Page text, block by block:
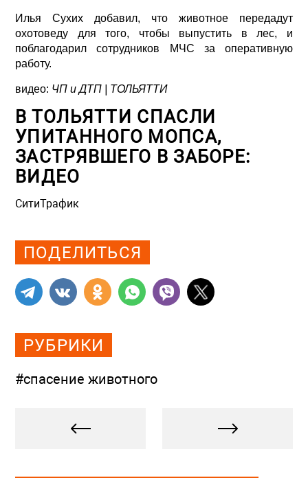
Илья Сухих добавил, что животное передадут
охотоведу для того, чтобы выпустить в лес, и
поблагодарил сотрудников МЧС за оперативную
работу.
видео: ЧП и ДТП | ТОЛЬЯТТИ
В ТОЛЬЯТТИ СПАСЛИ
УПИТАННОГО МОПСА,
ЗАСТРЯВШЕГО В ЗАБОРЕ:
ВИДЕО
СитиТрафик
ПОДЕЛИТЬСЯ
РУБРИКИ
#спасение животного